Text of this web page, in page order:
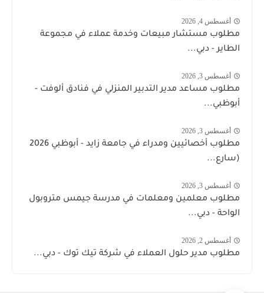
أغسطس 4, 2026
مطلوب مستشار مبيعات وخدمة عملاء في مجموعة
الطاير - دبي...
أغسطس 3, 2026
مطلوب مساعد مدير التدبير المنزلي في فنادق ألوفت -
أبوظبي...
أغسطس 3, 2026
مطلوب أخصائيين ومدراء في جامعة زايد - أبوظبي 2026
(سارع...
أغسطس 3, 2026
مطلوب معلمين ومعلمات في مدرسة جيمس متروبول
الواحة - دبي...
أغسطس 2, 2026
مطلوب مدير حلول العملاء في شركة تيك توك - دبي...